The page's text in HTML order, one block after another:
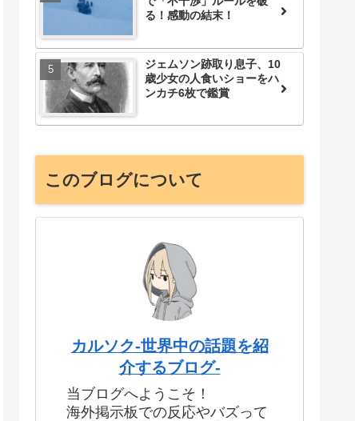
る！感動の結末！
ジェムソン跡取り息子、10
歳少女の人食いショーをハ
ンカチ6枚で鑑賞
このブログについて
カルソク-世界中の話題を紹
介するブログ-
当ブログへようこそ！
海外掲示板での反応やバズって